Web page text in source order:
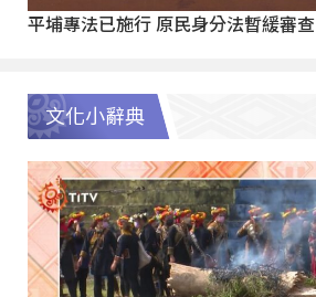
平埔專法已施行 原民身分法暫緩審查
文化小辭典